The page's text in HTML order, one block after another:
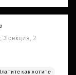
3 секция, 2
как хотите